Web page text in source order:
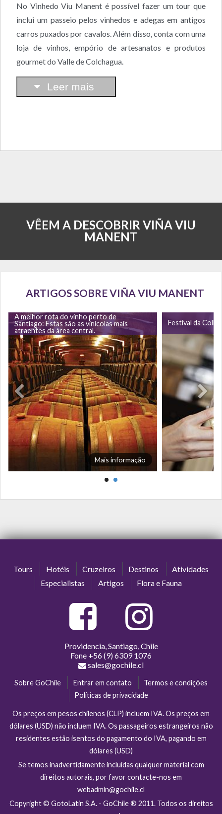
No Vinhedo Viu Manent é possível fazer um tour que
inclui um passeio pelos vinhedos e adegas em antigos
carros puxados por cavalos. Além disso, conta com uma
loja de vinhos, empório de artesanatos e produtos
gourmet do Valle de Colchagua.
Leer mais
VÊEM A DESCOBRIR VIÑA VIU
MANENT
ARTIGOS SOBRE VIÑA VIU MANENT
A melhor rota do vinho perto de
Santiago: Estas são as vinícolas mais
atraentes da área central.
Mais informação
Festival da
Tours Hotéis Cruzeiros Destinos
Atividades
Especialistas
Artigos Flora e Fauna
Providencia, Santiago, Chile
Fone +56 (9) 6309 1076
sales@gochile.cl
Sobre GoChile Entrar em contato
Termos e condições
Políticas de privacidade
Os preços em pesos chilenos (CLP) incluem IVA. Os preços em
dólares (USD) não incluem IVA. Os passageiros estrangeiros não
residentes estão isentos do pagamento do IVA, pagando em
dólares (USD)
Se temos inadvertidamente incluídas qualquer material com
direitos autorais, por favor contacte-nos em
webadmin@gochile.cl
Copyright © GotoLatin S.A. - GoChile ® 2011. Todos os direitos